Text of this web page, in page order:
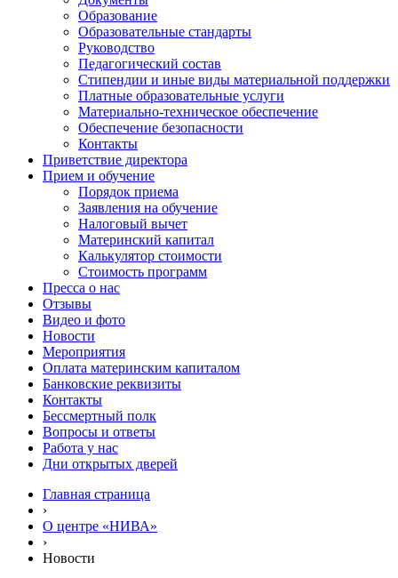
Образование
Образовательные стандарты
Руководство
Педагогический состав
Стипендии и иные виды материальной поддержки
Платные образовательные услуги
Материально-техническое обеспечение
Обеспечение безопасности
Контакты
Приветствие директора
Прием и обучение
Порядок приема
Заявления на обучение
Налоговый вычет
Материнский капитал
Калькулятор стоимости
Стоимость программ
Пресса о нас
Отзывы
Видео и фото
Новости
Мероприятия
Оплата материнским капиталом
Банковские реквизиты
Контакты
Бессмертный полк
Вопросы и ответы
Работа у нас
Дни открытых дверей
Главная страница
›
О центре «НИВА»
›
Новости